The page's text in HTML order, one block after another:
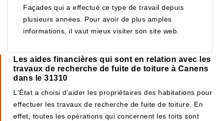
Façades qui a effectué ce type de travail depuis
plusieurs années. Pour avoir de plus amples
informations, il vaut mieux visiter son site web.
Les aides financières qui sont en relation avec les
travaux de recherche de fuite de toiture à Canens
dans le 31310
L'État a choisi d'aider les propriétaires des habitations pour
effectuer les travaux de recherche de fuite de toiture. En
effet, toutes les opérations qui concernent les toits sont